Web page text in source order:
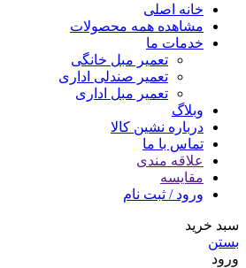
خانه اصلی
مشاهده همه محصولات
خدمات ما
تعمیر مبل خانگی
تعمیر صندلی اداری
تعمیر مبل اداری
وبلاگ
درباره نشین کالا
تماس با ما
علاقه مندی
مقایسه
ورود / ثبت نام
سبد خرید
بستن
ورود